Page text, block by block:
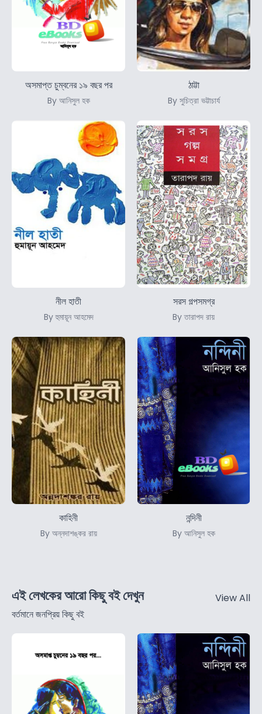
অসমাপ্ত চুম্বনের ১৯ বছর পর
By আনিসুল হক
ঠাট্টা
By সুচিত্রা ভট্টাচার্য
নীল হাতী
By হুমায়ূন আহমেদ
সরস গল্পসমগ্র
By তারাপদ রায়
কাহিনী
By অন্নদাশঙ্কর রায়
নন্দিনী
By আনিসুল হক
এই লেখকের আরো কিছু বই দেখুন
বর্তমানে জনপ্রিয় কিছু বই
View All